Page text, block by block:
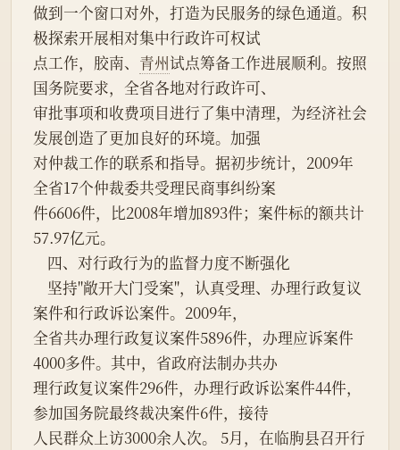
做到一个窗口对外，打造为民服务的绿色通道。积
极探索开展相对集中行政许可权试
点工作，胶南、 青州试点筹备工作进展顺利。按照
国务院要求，全省各地对行政许可、
审批事项和收费项目进行了集中清理，为经济社会
发展创造了更加良好的环境。加强
对仲裁工作的联系和指导。据初步统计，2009年
全省17个仲裁委共受理民商事纠纷案
件6606件，比2008年增加893件；案件标的额共计
57.97亿元。
    四、对行政行为的监督力度不断强化
案件和行政诉讼案件。2009年，
全省共办理行政复议案件5896件，办理应诉案件
4000多件。其中，省政府法制办共办
理行政复议案件296件，办理行政诉讼案件44件，
参加国务院最终裁决案件6件，接待
人民群众上访3000余人次。 5月，在临朐县召开行